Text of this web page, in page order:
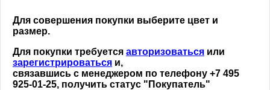
Для совершения покупки выберите цвет и
размер.
Для покупки требуется авторизоваться или
зарегистрироваться и,
связавшись с менеджером по телефону +7 495
925-01-25, получить статус "Покупатель"